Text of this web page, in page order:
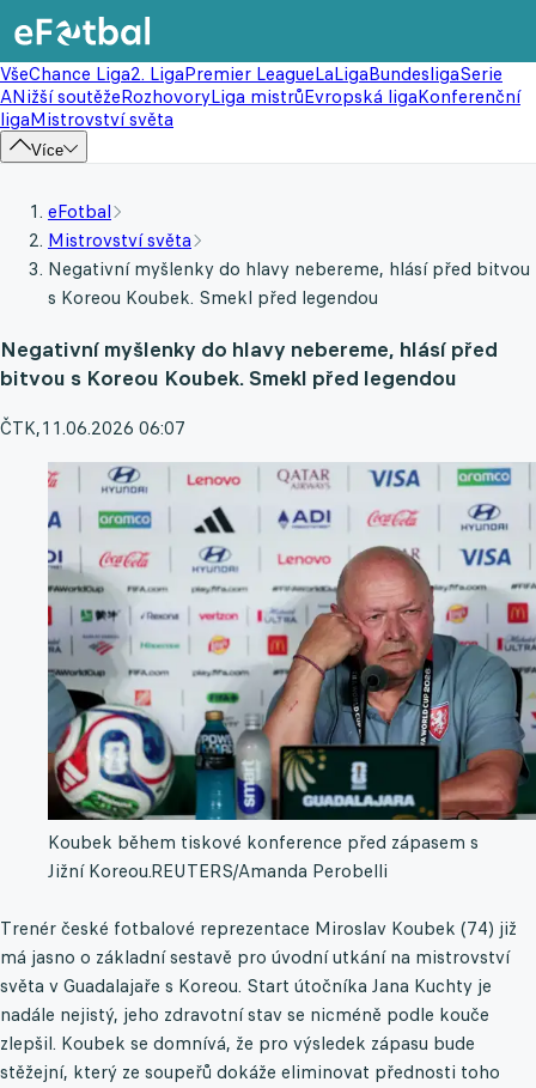
VšeChance Liga2. LigaPremier LeagueLaLigaBundesligaSerie
ANižší soutěžeRozhovoryLiga mistrůEvropská ligaKonferenční
ligaMistrovství světa
Více
eFotbal
Mistrovství světa
Negativní myšlenky do hlavy nebereme, hlásí před bitvou
s Koreou Koubek. Smekl před legendou
Negativní myšlenky do hlavy nebereme, hlásí před
bitvou s Koreou Koubek. Smekl před legendou
ČTK,11.06.2026 06:07
Koubek během tiskové konference před zápasem s
Jižní Koreou.REUTERS/Amanda Perobelli
Trenér české fotbalové reprezentace Miroslav Koubek (74) již
má jasno o základní sestavě pro úvodní utkání na mistrovství
světa v Guadalajaře s Koreou. Start útočníka Jana Kuchty je
nadále nejistý, jeho zdravotní stav se nicméně podle kouče
zlepšil. Koubek se domnívá, že pro výsledek zápasu bude
stěžejní, který ze soupeřů dokáže eliminovat přednosti toho